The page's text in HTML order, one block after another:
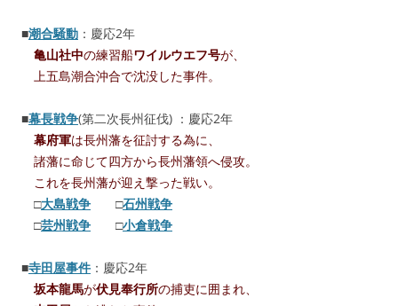
■潮合騒動 ：慶応2年
亀山社中の練習船ワイルウエフ号が、
上五島潮合沖合で沈没した事件。
■幕長戦争(第二次長州征伐) ：慶応2年
幕府軍は長州藩を征討する為に、
諸藩に命じて四方から長州藩領へ侵攻。
これを長州藩が迎え撃った戦い。
□大島戦争 □石州戦争
□芸州戦争 □小倉戦争
■寺田屋事件 ：慶応2年
坂本龍馬が伏見奉行所の捕吏に囲まれ、